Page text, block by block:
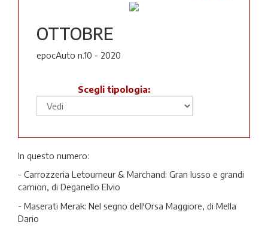
OTTOBRE
epocAuto n.10 - 2020
Scegli tipologia:
In questo numero:
- Carrozzeria Letourneur & Marchand: Gran lusso e grandi
camion, di Deganello Elvio
- Maserati Merak: Nel segno dell'Orsa Maggiore, di Mella
Dario